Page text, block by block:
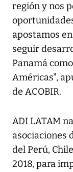
región y nos
apostamos
seguir
Panamá
Américas",
de ACOBIR.
ADI LATAM
asociaciones
del Perú,
2018, para